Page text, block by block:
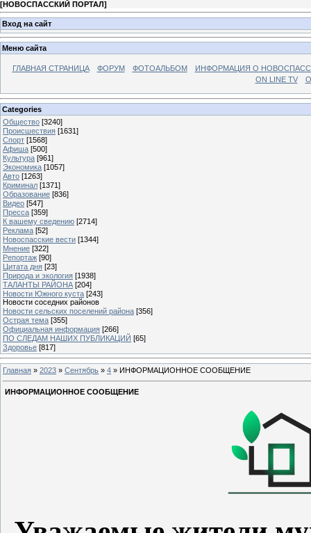
[НОВОСПАССКИЙ ПОРТАЛ]
Вход на сайт
Меню сайта
ГЛАВНАЯ СТРАНИЦА ФОРУМ ФОТОАЛЬБОМ
ИНФОРМАЦИЯ О
ON LINE TV
Categories
Общество [3240]
Происшествия [1631]
Спорт [1568]
Афиша [500]
Культура [961]
Экономика [1057]
Авто [1263]
Криминал [1371]
Образование [836]
Видео [547]
Пресса [359]
К вашему сведению [2714]
Реклама [52]
Новоспасские вести [1344]
Мнение [322]
Репортаж [90]
Цитата дня [23]
Природа и экология [1938]
ТАЛАНТЫ РАЙОНА [204]
Новости Южного куста [243]
Новости соседних районов
Новости сельских поселений района [356]
Острая тема [355]
Официальная информация [266]
ПО СЛЕДАМ НАШИХ ПУБЛИКАЦИЙ [65]
Здоровье [817]
Главная » 2023 » Сентябрь » 4 » ИНФОРМАЦИОННОЕ СООБЩЕНИЕ
ИНФОРМАЦИОННОЕ СООБЩЕНИЕ